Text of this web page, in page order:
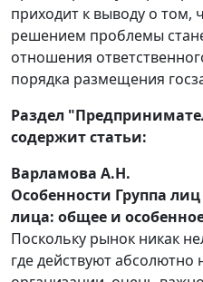
приходит к выводу о том,
решением проблемы
отношения
порядка размещения
Раздел
содержит статьи:
Варламова А.Н.
Особенности Группа
лица: общее и
Поскольку рынок никак
где действуют абсолютно